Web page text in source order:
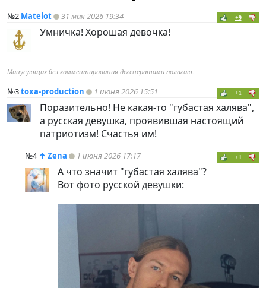
№2 Matelot 31 мая 2026 19:34 +9
Умничка! Хорошая девочка!
----------
Минусующих без комментирования дегенератами полагаю.
№3toxa-production 1 июня 2026 15:51 +1
Поразительно! Не какая-то "губастая халява",
а русская девушка, проявившая настоящий
патриотизм! Счастья им!
№4 ↑ Zena 1 июня 2026 17:17 +1
А что значит "губастая халява"?
Вот фото русской девушки: